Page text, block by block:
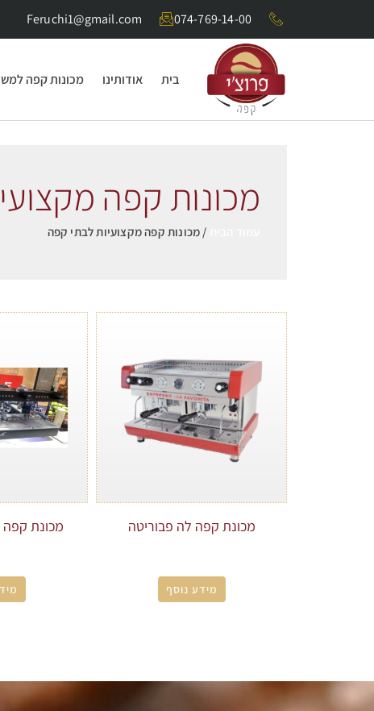
074-769-14-00
Feruchi1@gmail.com
בית אודותינו מכונות קפה
מכונות קפה
/ מכונות קפה מקצועיות לבתי קפה
מכונת קפה לה פבוריטה
מידע נוסף
מכונת קפה